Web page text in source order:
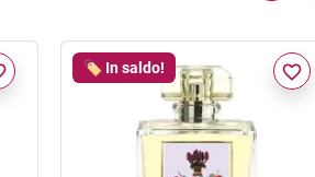
🏷️ In saldo! favorite_border